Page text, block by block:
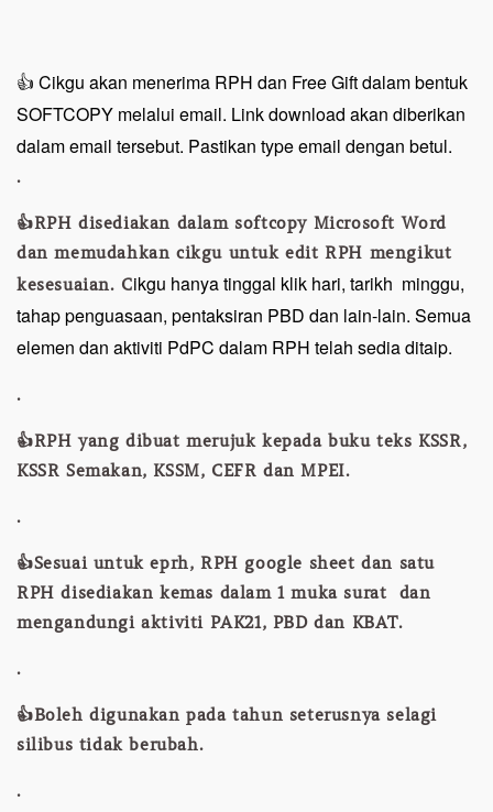
👍 Cikgu akan menerima RPH dan Free Gift dalam bentuk
SOFTCOPY melalui email. Link download akan diberikan
dalam email tersebut. Pastikan type email dengan betul.
.
👍RPH disediakan dalam softcopy Microsoft Word
dan memudahkan cikgu untuk edit RPH mengikut
kesesuaian. Cikgu hanya tinggal klik hari, tarikh minggu,
tahap penguasaan, pentaksiran PBD dan lain-lain. Semua
elemen dan aktiviti PdPC dalam RPH telah sedia ditaip.
.
👍RPH yang dibuat merujuk kepada buku teks KSSR,
KSSR Semakan, KSSM, CEFR dan MPEI.
.
👍Sesuai untuk eprh, RPH google sheet dan satu
RPH disediakan kemas dalam 1 muka surat dan
mengandungi aktiviti PAK21, PBD dan KBAT.
.
👍Boleh digunakan pada tahun seterusnya selagi
silibus tidak berubah.
.